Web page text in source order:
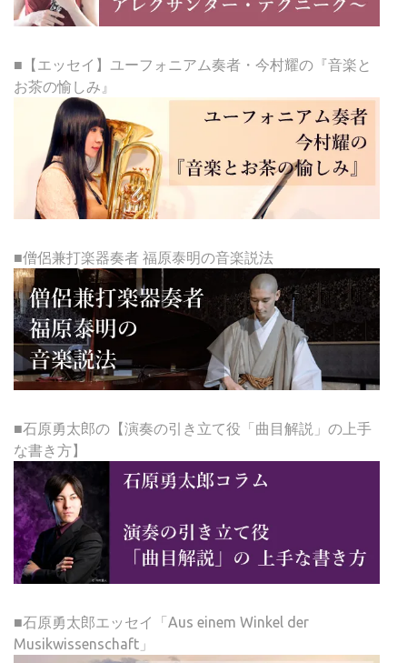
■【エッセイ】ユーフォニアム奏者・今村耀の『音楽と
お茶の愉しみ』
■僧侶兼打楽器奏者 福原泰明の音楽説法
■石原勇太郎の【演奏の引き立て役「曲目解説」の上手
な書き方】
■石原勇太郎エッセイ「Aus einem Winkel der
Musikwissenschaft」